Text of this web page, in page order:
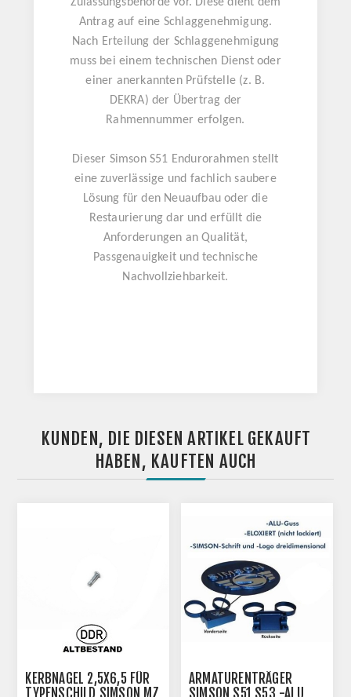
Antrag auf eine Schlaggenehmigung.
Nach Erteilung der Schlaggenehmigung
muss bei einem technischen Dienst oder
einer anerkannten Prüfstelle (z. B.
DEKRA) der Übertrag der
Rahmennummer erfolgen.
Dieser Simson S51 Endurorahmen stellt
eine zuverlässige und fachlich saubere
Lösung für den Neuaufbau oder die
Restaurierung dar und erfüllt die
Anforderungen an Qualität,
Passgenauigkeit und technische
Nachvollziehbarkeit.
KUNDEN, DIE DIESEN ARTIKEL GEKAUFT
HABEN, KAUFTEN AUCH
KERBNAGEL 2,5X6,5 FÜR
ARMATURENTRÄGER